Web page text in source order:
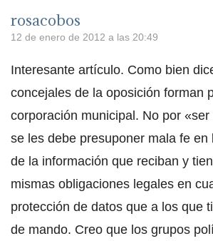
rosacobos
12 de enero de 2012 a las 20:49
Interesante artículo. Como bien
concejales de la oposición forman
corporación municipal. No por
se les debe presuponer mala fe en
de la información que reciban y
mismas obligaciones legales en
protección de datos que a los que
de mando. Creo que los grupos